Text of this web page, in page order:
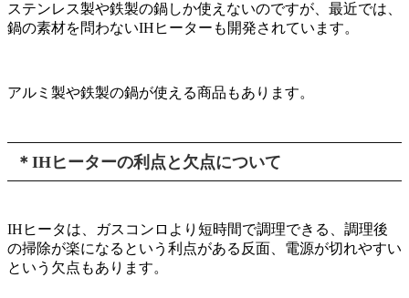
ステンレス製や鉄製の鍋しか使えないのですが、最近では、
鍋の素材を問わないIHヒーターも開発されています。
アルミ製や鉄製の鍋が使える商品もあります。
＊IHヒーターの利点と欠点について
IHヒータは、ガスコンロより短時間で調理できる、調理後
の掃除が楽になるという利点がある反面、電源が切れやすい
という欠点もあります。